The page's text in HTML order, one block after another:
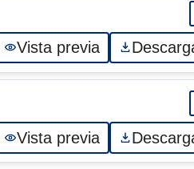
Vista previa
Vista previa